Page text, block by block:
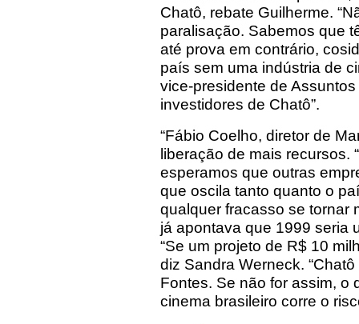
Chatô, rebate Guilherme.
paralisação. Sabemos que
até prova em contrário,
país sem uma indústria de
vice-presidente de
investidores de Chatô”.
“Fábio Coelho, diretor de
liberação de mais recursos.
esperamos que outras
que oscila tanto quanto o
qualquer fracasso se tornar
já apontava que 1999 seria
“Se um projeto de R$ 10
diz Sandra Werneck.
Fontes. Se não for assim, o
cinema brasileiro corre o